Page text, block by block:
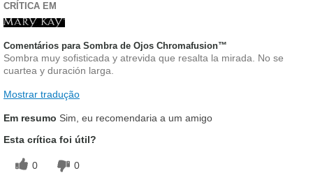
CRÍTICA EM
Comentários para Sombra de Ojos Chromafusion™
Sombra muy sofisticada y atrevida que resalta la mirada. No se
cuartea y duración larga.
Mostrar tradução
Em resumo Sim, eu recomendaria a um amigo
Esta crítica foi útil?
0 0